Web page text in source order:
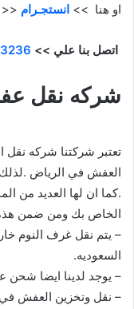
او هنا >> انستجـرام <<
اتصل بنا علي >>
شركه نقل
تعتبر شركتنا شركه
العفش في الرياض
.كما ان لها العديد من
الخاص بك ومن ضمن
– يتم نقل غرف النوم
السعوديه.
– يوجد لدينا ايضا
– نقل وتخزين العفش